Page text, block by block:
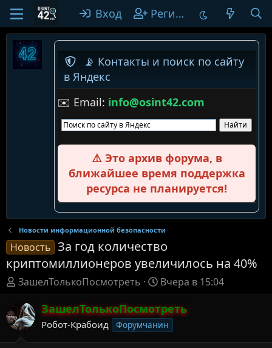
Вход Регистрация
📡 Контакты и поиск по сайту
в Яндекс
✉️ Email: info@osint42.com
⚠️ Это архив форума, в
ближайшее время поддержка
ресурса не планируется!
Новости информационной безопасности
Новость За год количество
криптомиллионеров увеличилось на 40%
А
в
т
о
р
ЗашелТолькоПосмотреть
Д
а
т
а
н
Вчера в 15:04
ЗашелТолькоПосмотреть
Робот-Крабоид Форумчанин